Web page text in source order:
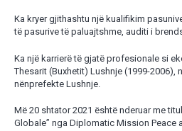
Ka kryer gjithashtu një kualifikim
të pasurive të paluajtshme, auditi i
Ka një karrierë të gjatë profesionale si
Thesarit (Buxhetit) Lushnje (1999-2006),
nënprefekte Lushnje.
Më 20 shtator 2021 është nderuar me
Globale” nga Diplomatic Mission Peace